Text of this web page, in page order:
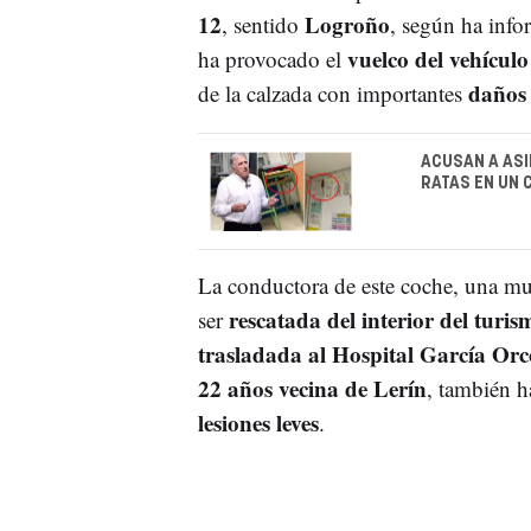
12, sentido Logroño, según ha
ha provocado el vuelco del
de la calzada con importantes
ACUSAN A
RATAS EN UN
La conductora de este coche, una
serrescatada del interior del
trasladada al Hospital García
22 años vecina de Lerín, también
lesiones leves.